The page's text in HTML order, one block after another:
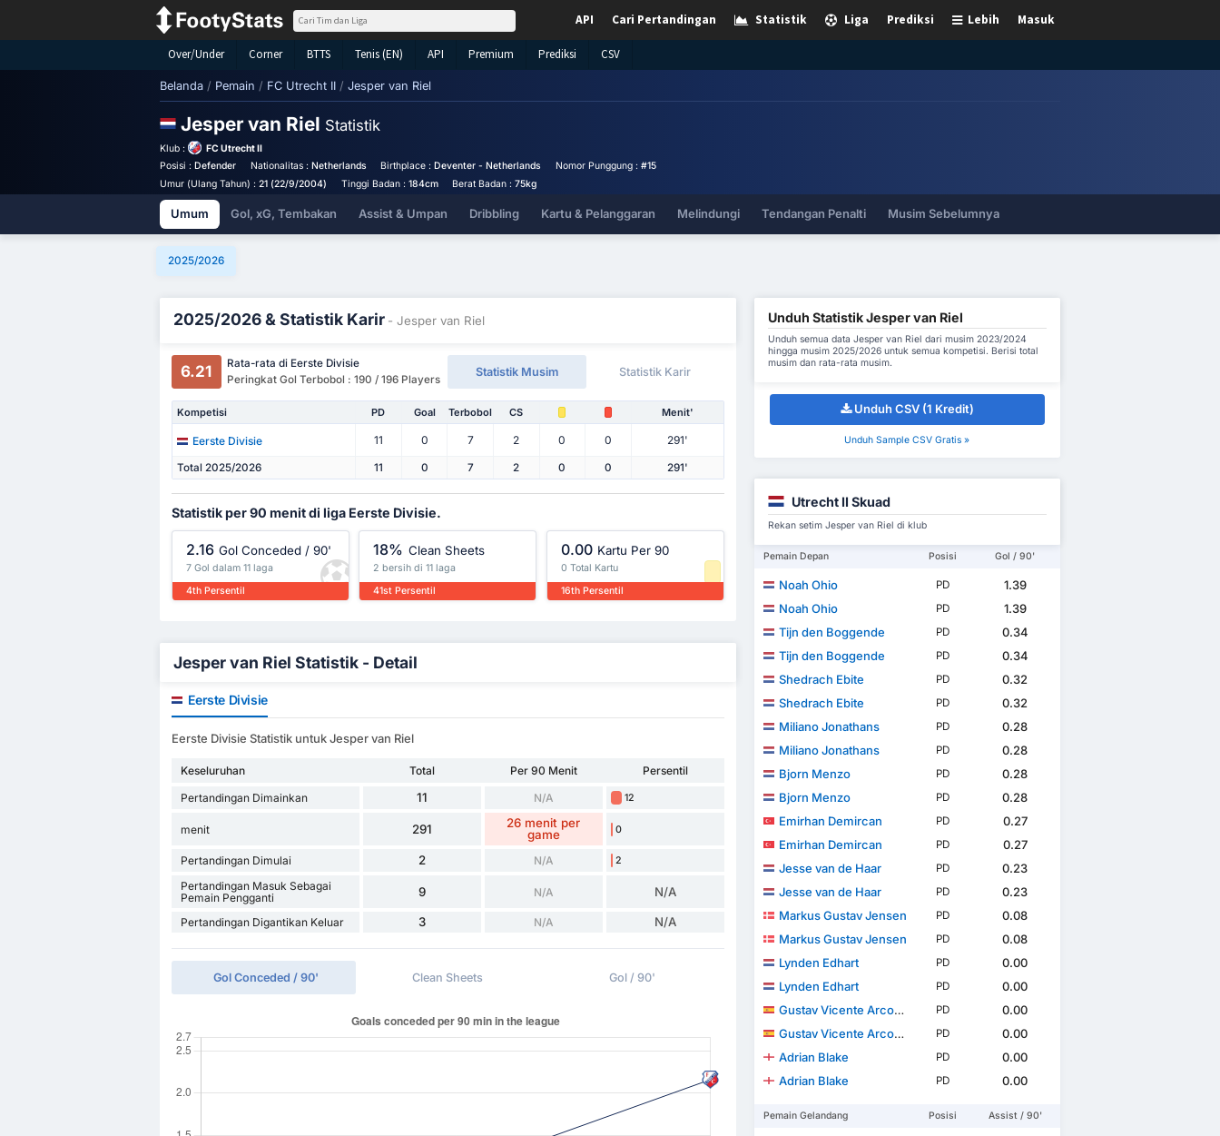
Masuk
Lebih
Prediksi
Liga
Statistik
Cari Pertandingan
API
Over/Under Corner BTTS Tenis (EN) API Premium Prediksi CSV
Belanda / Pemain / FC Utrecht II / Jesper van Riel
Jesper van Riel Statistik
Klub :
FC Utrecht II
Posisi : Defender Nationalitas : Netherlands Birthplace :Deventer - Netherlands Nomor Punggung : #15
Umur (Ulang Tahun) : 21 (22/9/2004) Tinggi Badan : 184cm Berat Badan :75kg
Umum Gol, xG, Tembakan Assist & Umpan Dribbling Kartu & Pelanggaran Melindungi Tendangan Penalti Musim Sebelumnya
2025/2026
2025/2026 & Statistik Karir - Jesper van Riel
6.21
Rata-rata di Eerste Divisie
Peringkat Gol Terbobol : 190 / 196 Players
Statistik Musim Statistik Karir
Kompetisi PD Goal Terbobol CS Menit'
Eerste Divisie 11 0 7 2 0 0 291'
Total 2025/2026 11 0 7 2 0 0 291'
Statistik per 90 menit di liga Eerste Divisie.
2.16 Gol Conceded / 90'
7 Gol dalam 11 laga
4th Persentil
18% Clean Sheets
2 bersih di 11 laga
41st Persentil
0.00 Kartu Per 90
0 Total Kartu
16th Persentil
Jesper van Riel Statistik - Detail
Eerste Divisie
Eerste Divisie Statistik untuk Jesper van Riel
Keseluruhan Total Per 90 Menit
Persentil
Pertandingan Dimainkan
11 N/A 12
menit 291
26 menit per
game
0
Pertandingan Dimulai 2 N/A 2
Pertandingan Masuk Sebagai
Pemain Pengganti
9 N/A N/A
Pertandingan Digantikan Keluar 3 N/A N/A
Gol Conceded / 90' Clean Sheets Gol / 90'
Unduh Statistik Jesper van Riel
Unduh semua data Jesper van Riel dari musim 2023/2024
hingga musim 2025/2026 untuk semua kompetisi. Berisi total
musim dan rata-rata musim.
Unduh CSV (1 Kredit)
Unduh Sample CSV Gratis »
Utrecht II Skuad
Rekan setim Jesper van Riel di klub
Pemain Depan Posisi Gol / 90'
Noah Ohio PD
1.39
Noah Ohio
PD
1.39
Tijn den Boggende
PD
0.34
Tijn den Boggende
PD
0.34
Shedrach Ebite
PD
0.32
Shedrach Ebite
PD
0.32
Miliano Jonathans
PD
0.28
Miliano Jonathans
PD
0.28
Bjorn Menzo
PD
0.28
Bjorn Menzo
PD
0.28
Emirhan Demircan
PD
0.27
Emirhan Demircan
PD
0.27
Jesse van de Haar
PD
0.23
Jesse van de Haar
PD
0.23
Markus Gustav Jensen
PD
0.08
Markus Gustav Jensen
PD
0.08
Lynden Edhart
PD
0.00
Lynden Edhart
PD
0.00
Gustav Vicente Arcos Sundqvist
PD
0.00
Gustav Vicente Arcos Sundqvist
PD
0.00
Adrian Blake
PD
0.00
Adrian Blake
PD 0.00
Pemain Gelandang Posisi Assist / 90'